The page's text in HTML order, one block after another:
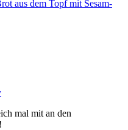
aus dem Topf mit Sesam-
mal mit an den